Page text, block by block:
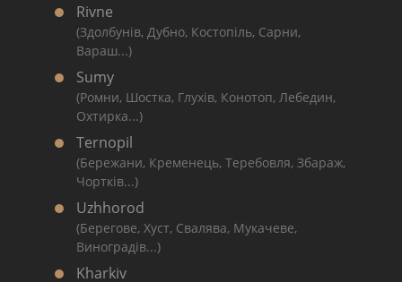
Rivne
(Здолбунів, Дубно, Костопіль, Сарни,
Вараш...)
Sumy
(Ромни, Шостка, Глухів, Конотоп, Лебедин,
Охтирка...)
Ternopil
(Бережани, Кременець, Теребовля, Збараж,
Чортків...)
Uzhhorod
(Берегове, Хуст, Свалява, Мукачеве,
Виноградів...)
Kharkiv